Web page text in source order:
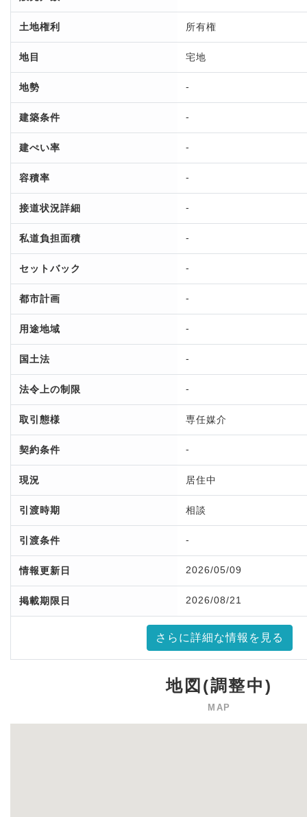
土地権利 所有権
地目 宅地
地勢 -
建築条件 -
建ぺい率 -
容積率 -
接道状況詳細 -
私道負担面積 -
セットバック -
都市計画 -
用途地域 -
国土法 -
法令上の制限 -
取引態様 専任媒介
契約条件 -
現況 居住中
引渡時期 相談
引渡条件 -
情報更新日 2026/05/09
掲載期限日 2026/08/21
地図(調整中)